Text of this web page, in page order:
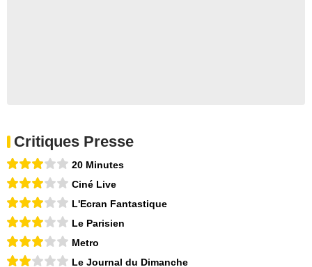
Critiques Presse
20 Minutes
Ciné Live
L'Ecran Fantastique
Le Parisien
Metro
Le Journal du Dimanche